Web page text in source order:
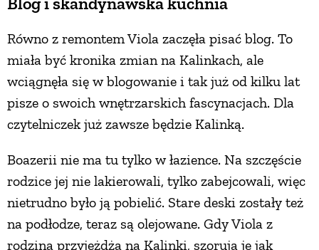
Równo z remontem Viola zaczęła pisać blog. To
miała być kronika zmian na Kalinkach, ale
wciągnęła się w blogowanie i tak już od kilku lat
pisze o swoich wnętrzarskich fascynacjach. Dla
czytelniczek już zawsze będzie Kalinką.
Boazerii nie ma tu tylko w łazience. Na szczęście
rodzice jej nie lakierowali, tylko zabejcowali, więc
nietrudno było ją pobielić. Stare deski zostały też
na podłodze, teraz są olejowane. Gdy Viola z
rodziną przyjeżdża na Kalinki, szorują je jak